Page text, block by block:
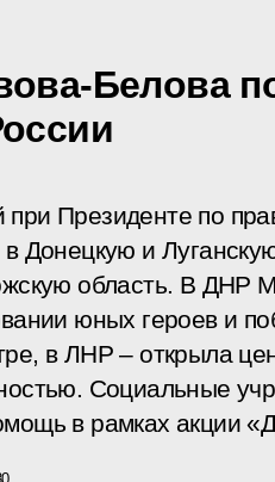
Белова
Президенте по
в Донецкую и
область. В ДНР
юных героев и
в ЛНР – открыла
Социальные
в рамках акции